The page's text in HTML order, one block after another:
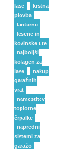
lase
krstna
plovba
lanterne
lesene in
kovinske ute
najboljši
kolagen za
lase
nakup
garažnih
vrat
namestitev
toplotne
črpalke
napredni
sistemi za
garažo